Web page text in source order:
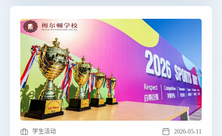
学生活动 2026-05-11